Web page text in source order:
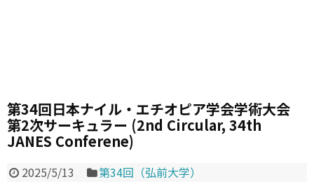
第34回日本ナイル・エチオピア学会学術大会
第2次サーキュラー (2nd Circular, 34th
JANES Conferene)
2025/5/13 第34回（弘前大学）